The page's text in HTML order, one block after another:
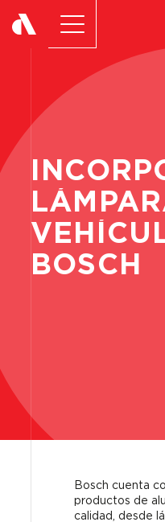
BOSCH
Bosch cuenta
productos de
calidad, desde